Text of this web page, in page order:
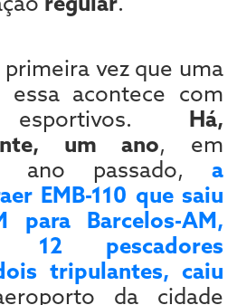
vez que uma
essa acontece com
esportivos. Há,
um ano, em
ano passado, a
EMB-110 que saiu
para Barcelos-AM,
12 pescadores
tripulantes, caiu
da cidade